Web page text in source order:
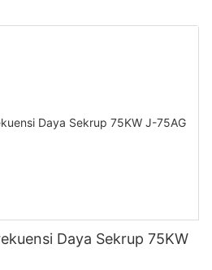
Daya Sekrup 75KW